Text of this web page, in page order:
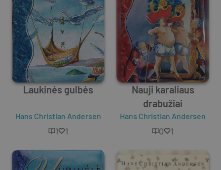
Laukinės gulbės
Hans Christian Andersen
1 1
Nauji karaliaus
drabužiai
Hans Christian Andersen
0 1